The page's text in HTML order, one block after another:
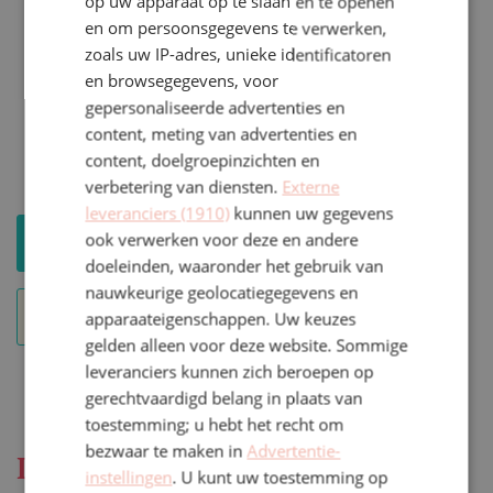
Onbezorgd borrelen:Met onze
drankarrangementen (afkoop) weet je
vooraf precies waar je aan toe bent. Geen
verrassing achteraf, wel een ijskoud drankje
in de hand.
Download de Brochure of
Vul de Feestplanner in
Is jouw datum nog beschikbaar?
en om persoonsgegevens te verwerken,
zoals uw IP-adres, unieke identificatoren
en browsegegevens, voor
gepersonaliseerde advertenties en
content, meting van advertenties en
content, doelgroepinzichten en
verbetering van diensten. Externe
leveranciers (1910)kunnen uw gegevens
ook verwerken voor deze en andere
doeleinden, waaronder het gebruik van
nauwkeurige geolocatiegegevens en
apparaateigenschappen. Uw keuzes
gelden alleen voor deze website. Sommige
leveranciers kunnen zich beroepen op
gerechtvaardigd belang in plaats van
toestemming; u hebt het recht om
bezwaar te maken inAdvertentie-
instellingen. U kunt uw toestemming op